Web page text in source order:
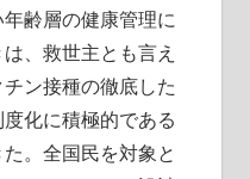
齢層の健康管理に
、救世主とも言え
ン接種の徹底した
化に積極的である
。全国民を対象と